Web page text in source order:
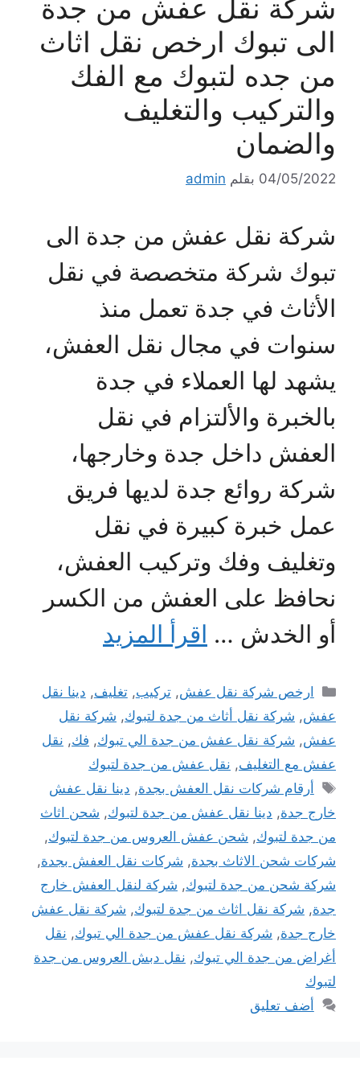
شركة نقل عفش من جدة
الى تبوك ارخص نقل اثاث
من جده لتبوك مع الفك
والتركيب والتغليف
والضمان
04/05/2022 بقلم admin
شركة نقل عفش من جدة الى
تبوك شركة متخصصة في نقل
الأثاث في جدة تعمل منذ
سنوات في مجال نقل العفش،
يشهد لها العملاء في جدة
بالخبرة والألتزام في نقل
العفش داخل جدة وخارجها،
شركة روائع جدة لديها فريق
عمل خبرة كبيرة في نقل
وتغليف وفك وتركيب العفش،
نحافظ على العفش من الكسر
أو الخدش … اقرأ المزيد
التصنيفات
ارخص شركة نقل عفش,تركيب,تغليف, دينا نقل
عفش, شركة نقل أثاث من جدة لتبوك, شركة نقل
عفش, شركة نقل عفش من جدة الي تبوك, فك, نقل
عفش مع التغليف, نقل عفش من جدة لتبوك
الوسوم
أرقام شركات نقل العفش بجدة, دينا نقل عفش
خارج جدة, دينا نقل عفش من جدة لتبوك, شحن اثاث
من جدة لتبوك, شحن عفش العروس من جدة لتبوك,
شركات شحن الاثاث بجدة, شركات نقل العفش بجدة,
شركة شحن من جدة لتبوك, شركة لنقل العفش خارج
جدة, شركة نقل اثاث من جدة لتبوك, شركة نقل عفش
خارج جدة, شركة نقل عفش من جدة الي تبوك, نقل
أغراض من جدة الي تبوك, نقل دبش العروس من جدة
لتبوك
أضف تعليق